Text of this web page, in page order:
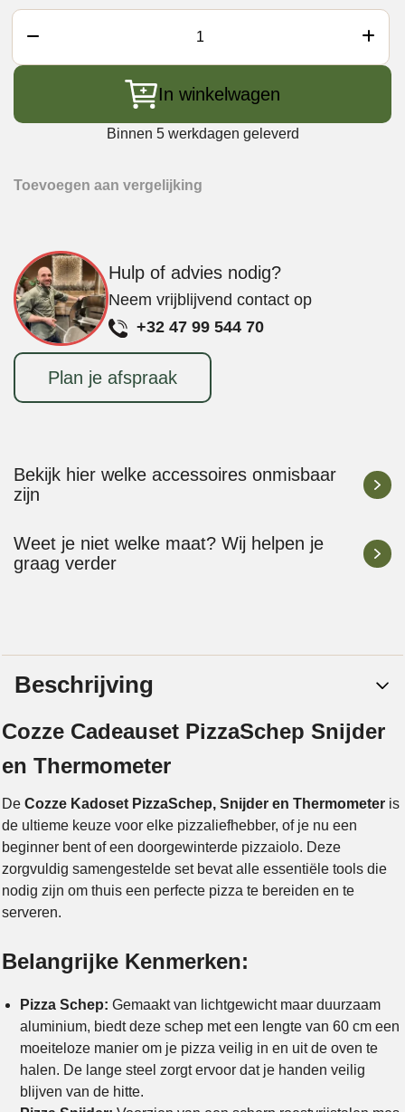
Cadeauset
Snijder
aantal
In winkelwagen
Binnen 5 werkdagen geleverd
Toevoegen aan vergelijking
Hulp of advies nodig?
Neem vrijblijvend contact op
+32 47 99 544 70
Plan je afspraak
Bekijk hier welke accessoires onmisbaar
zijn
Weet je niet welke maat? Wij helpen je
graag verder
Beschrijving
Cozze Cadeauset PizzaSchep Snijder
en Thermometer
De Cozze Kadoset PizzaSchep, Snijder en Thermometer is
de ultieme keuze voor elke pizzaliefhebber, of je nu een
beginner bent of een doorgewinterde pizzaiolo. Deze
zorgvuldig samengestelde set bevat alle essentiële tools die
nodig zijn om thuis een perfecte pizza te bereiden en te
serveren.
Belangrijke Kenmerken:
Pizza Schep: Gemaakt van lichtgewicht maar duurzaam
aluminium, biedt deze schep met een lengte van 60 cm een
moeiteloze manier om je pizza veilig in en uit de oven te
halen. De lange steel zorgt ervoor dat je handen veilig
blijven van de hitte.